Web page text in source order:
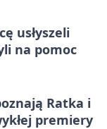
usłyszeli
na pomoc
Ratka i
premiery